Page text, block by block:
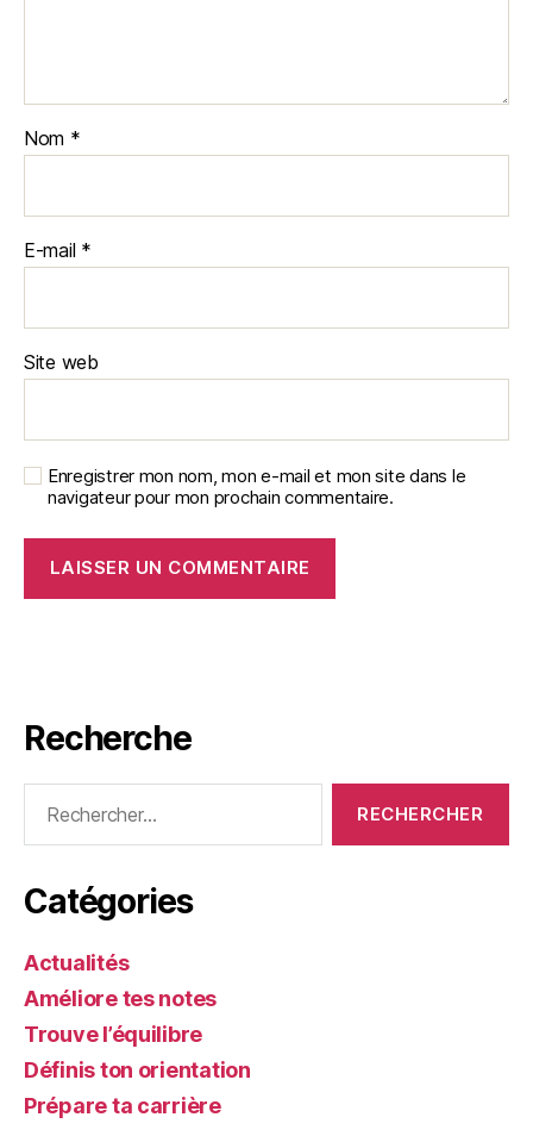
Nom *
E-mail *
Site web
Enregistrer mon nom, mon e-mail et mon site dans le
navigateur pour mon prochain commentaire.
Recherche
Catégories
Actualités
Améliore tes notes
Trouve l’équilibre
Définis ton orientation
Prépare ta carrière